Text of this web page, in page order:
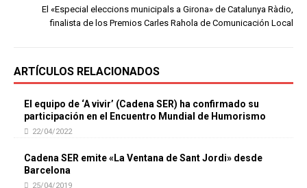
El «Especial eleccions municipals a Girona» de Catalunya Ràdio,
finalista de los Premios Carles Rahola de Comunicación Local
ARTÍCULOS RELACIONADOS
El equipo de ‘A vivir’ (Cadena SER) ha confirmado su
participación en el Encuentro Mundial de Humorismo
22/04/2022
Cadena SER emite «La Ventana de Sant Jordi» desde
Barcelona
25/04/2019